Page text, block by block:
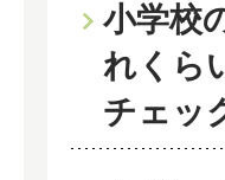
小学校
れくら
チェッ